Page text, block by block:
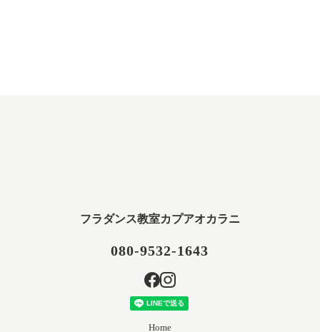
フラダンス教室カプアオカラニ
080-9532-1643
Home